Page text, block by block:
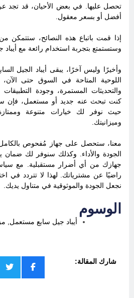
تحصل عليها. في بعض الأحيان، قد تجد
أفضل أو بسعر معقول.
إذا قمت باتباع هذه النصائح، ستتمكن
وستستمتع بتجربة استخدام رائعة مع
وأخيرًا وليس آخرًا، يبقى أيباد الجيل
اللوحية المتاحة في السوق حتى
والتحديثات المستمرة، وجودة
كنت تبحث عنه جديد أو مستعمل، فإن
حيث نوفر لك خيارات متنوعة
وميزانيتك.
معنا، ستحصل على جهاز مُفحوص
الجودة والأداء. وكذلك سنوفر لك ضمان
جهازك من أي أضرار مستقبلية. مع
راضيًا عن مشترياتك. لهذا لا تتردد في
نجعل الجودة والموثوقية في متناول يديك.
الوسوم
أيباد جيل سابع مستعمل
شارك المقالة: